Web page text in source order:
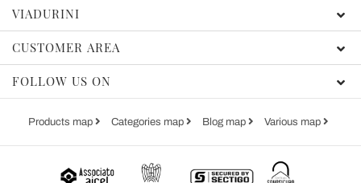
VIADURINI
CUSTOMER AREA
FOLLOW US ON
Products map Categories map Blog map Various map